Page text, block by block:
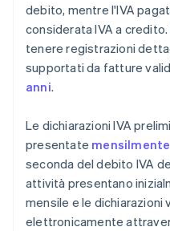
debito, mentre l'IVA
considerata IVA a
tenere registrazioni
supportati da fatture
anni.
Le dichiarazioni IVA
presentate
seconda del debito IVA
attività presentano
mensile e le
elettronicamente